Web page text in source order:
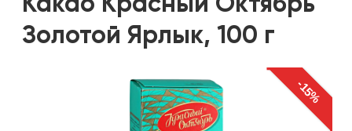
Золотой Ярлык, 100 г
-15%